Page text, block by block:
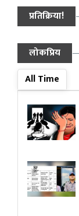
प्रतिक्रिया!
लोकप्रिय
All Time